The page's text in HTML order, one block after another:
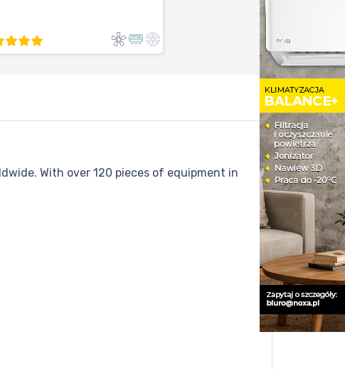
With over 120 pieces of equipment in